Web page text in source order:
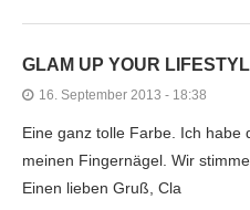
GLAM UP YOUR
16. September 2013 - 18:38
Eine ganz tolle Farbe. Ich habe
meinen Fingernägel. Wir
Einen lieben Gruß, Cla